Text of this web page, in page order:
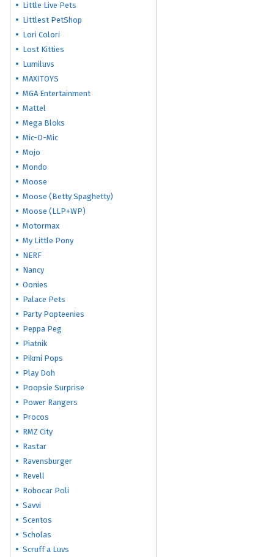
Little Live Pets
Littlest PetShop
Lori Colori
Lost Kitties
Lumiluvs
MAXITOYS
MGA Entertainment
Mattel
Mega Bloks
Mic-O-Mic
Mojo
Mondo
Moose
Moose (Betty Spaghetty)
Moose (LLP+WP)
Motormax
My Little Pony
NERF
Nancy
Oonies
Palace Pets
Party Popteenies
Peppa Peg
Piatnik
Pikmi Pops
Play Doh
Poopsie Surprise
Power Rangers
Procos
RMZ City
Rastar
Ravensburger
Revell
Robocar Poli
Savvi
Scentos
Scholas
Scruff a Luvs